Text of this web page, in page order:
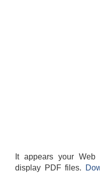
It appears your
display PDF files.